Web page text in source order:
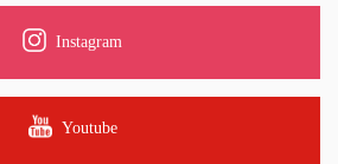
Instagram
Youtube